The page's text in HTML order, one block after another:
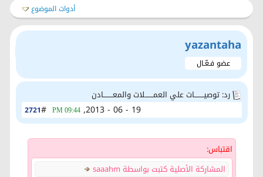
أدوات الموضوع
yazantaha
عضو فـعّـال
رد: توصيــــــــات علي العمـــــــلات والمعــــــــادن
2721# 19 - 06 - 2013,
09:44 PM
اقتباس:
المشاركة الأصلية كتبت بواسطة saaahm